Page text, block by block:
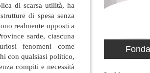
di scarsa utilità, ha
di spesa senza
realmente opposti a
sarde, ciascuna
fenomeni come
con qualsiasi politico,
compiti e necessità